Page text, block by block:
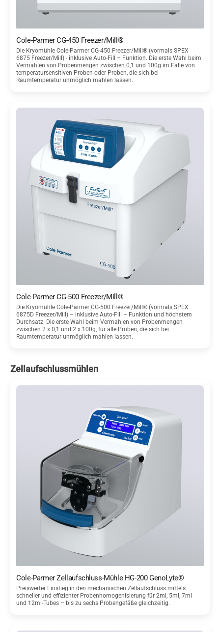
Cole-Parmer CG-450 Freezer/Mill®
Die Kryomühle Cole-Parmer CG-450 Freezer/Mill® (vormals SPEX
6875 Freezer/Mill) - inklusive Auto-Fill – Funktion. Die erste Wahl beim
Vermahlen von Probenmengen zwischen 0,1 und 100g im Falle von
temperatursensitiven Proben oder Proben, die sich bei
Raumtemperatur unmöglich mahlen lassen.
Cole-Parmer CG-500 Freezer/Mill®
Die Kryomühle Cole-Parmer CG-500 Freezer/Mill® (vormals SPEX
6875D Freezer/Mill) – inklusive Auto-Fill – Funktion und höchstem
Durchsatz. Die erste Wahl beim Vermahlen von Probenmengen
zwischen 2 x 0,1 und 2 x 100g, für alle Proben, die sich bei
Raumtemperatur unmöglich mahlen lassen.
Zellaufschlussmühlen
Cole-Parmer Zellaufschluss-Mühle HG-200 GenoLyte®
Preiswerter Einstieg in den mechanischen Zellaufschluss mittels
schneller und effizienter Probenhomogenisierung für 2ml, 5ml, 7ml
und 12ml-Tubes – bis zu sechs Probengefäße gleichzeitig.